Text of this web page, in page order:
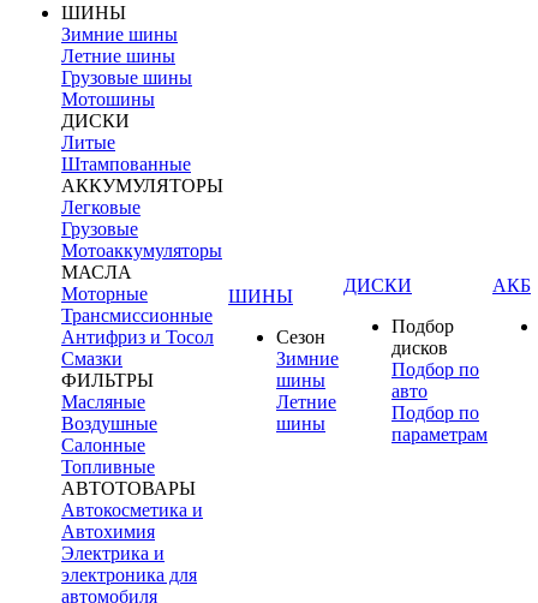
ШИНЫ
Зимние шины
Летние шины
Грузовые шины
Мотошины
ДИСКИ
Литые
Штампованные
АККУМУЛЯТОРЫ
Легковые
Грузовые
Мотоаккумуляторы
МАСЛА
Моторные
Трансмиссионные
Антифриз и Тосол
Смазки
ФИЛЬТРЫ
Масляные
Воздушные
Салонные
Топливные
АВТОТОВАРЫ
Автокосметика и
Автохимия
Электрика и
электроника для
автомобиля
ШИНЫ
Сезон
Зимние
шины
Летние
шины
ДИСКИ
Подбор
дисков
Подбор по
авто
Подбор по
параметрам
АКБ